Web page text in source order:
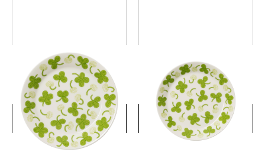
アピラ プレート 26cm
￥8,800 (税込)
詳細を見る
アピラ プレート 21cm
￥6,600 (税込)
詳細を見る